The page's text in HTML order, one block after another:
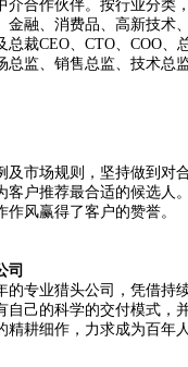
介合作伙伴。按行业分类
金融、消费品、高新技术
总裁CEO、CTO、COO、
总监、销售总监、技术总
及市场规则，坚持做到对
客户推荐最合适的候选人
风赢得了客户的赞誉。
司
的专业猎头公司，凭借持
自己的科学的交付模式，
耕细作，力求成为百年